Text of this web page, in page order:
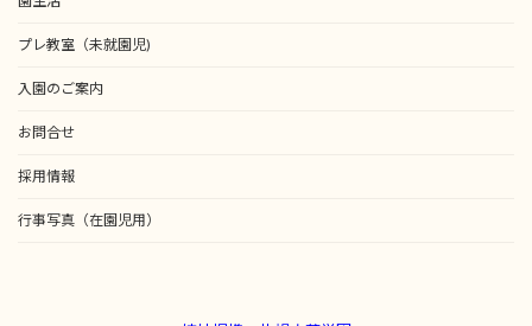
プレ教室（未就園児)
入園のご案内
お問合せ
採用情報
行事写真（在園児用）